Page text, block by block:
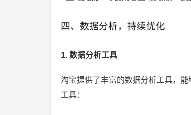
四、数据分析，持续优化
1. 数据分析工具
淘宝提供了丰富的数据分析工具，
工具：